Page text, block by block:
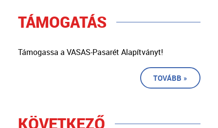
TÁMOGATÁS
Támogassa a VASAS-Pasarét Alapítványt!
TOVÁBB »
KÖVETKEZŐ